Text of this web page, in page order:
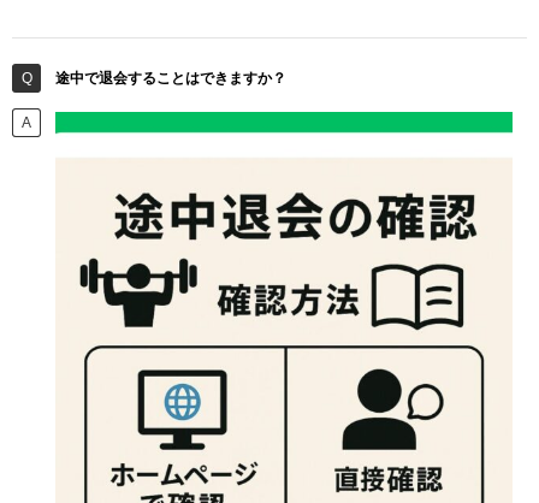
途中で退会することはできますか？